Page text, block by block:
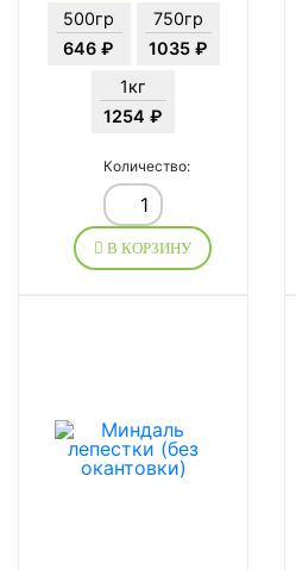
500гр
646 ₽
750гр
1035 ₽
1кг
1254 ₽
Количество:
В КОРЗИНУ